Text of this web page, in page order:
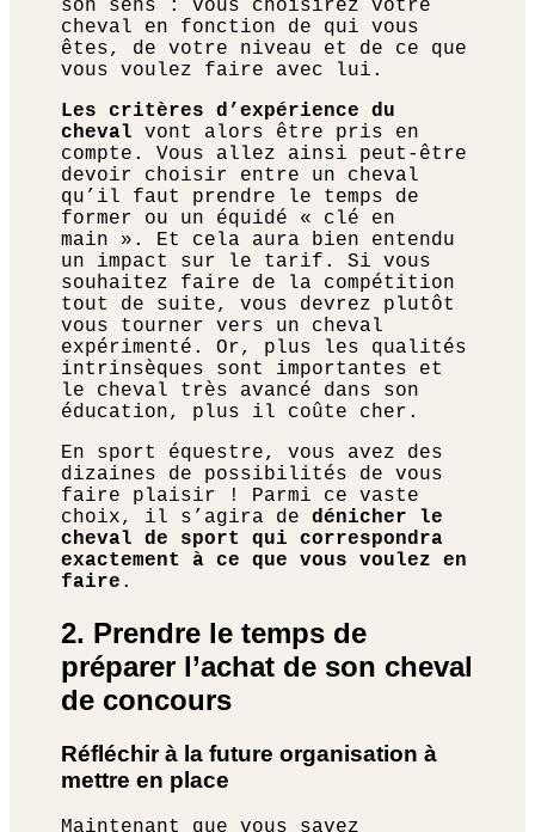
son sens : vous choisirez votre
cheval en fonction de qui vous
êtes, de votre niveau et de ce que
vous voulez faire avec lui.
Les critères d’expérience du
cheval vont alors être pris en
compte. Vous allez ainsi peut-être
devoir choisir entre un cheval
qu’il faut prendre le temps de
former ou un équidé « clé en
main ». Et cela aura bien entendu
un impact sur le tarif. Si vous
souhaitez faire de la compétition
tout de suite, vous devrez plutôt
vous tourner vers un cheval
expérimenté. Or, plus les qualités
intrinsèques sont importantes et
le cheval très avancé dans son
éducation, plus il coûte cher.
En sport équestre, vous avez des
dizaines de possibilités de vous
faire plaisir ! Parmi ce vaste
choix, il s’agira dedénicher le
cheval de sport qui correspondra
exactement à ce que vous voulez en
faire .
2. Prendre le temps de
préparer l’achat de son cheval
de concours
Réfléchir à la future organisation à
mettre en place
Maintenant que vous savez